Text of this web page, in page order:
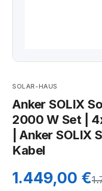
SOLAR-HAUS
Anker SOLIX
2000 W Set |
| Anker SOLIX
Kabel
1.449,00 €